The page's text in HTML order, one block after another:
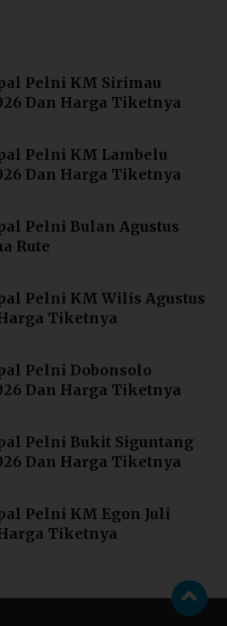
Pelni KM Sirimau
Dan Harga Tiketnya
Pelni KM Lambelu
Dan Harga Tiketnya
Pelni Bulan Agustus
Rute
Pelni KM Wilis Agustus
Tiketnya
Pelni Dobonsolo
Dan Harga Tiketnya
Pelni Bukit Siguntang
Dan Harga Tiketnya
Pelni KM Egon Juli
Tiketnya